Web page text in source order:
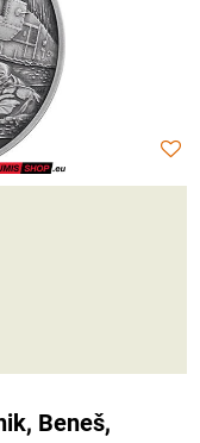
Beneš,